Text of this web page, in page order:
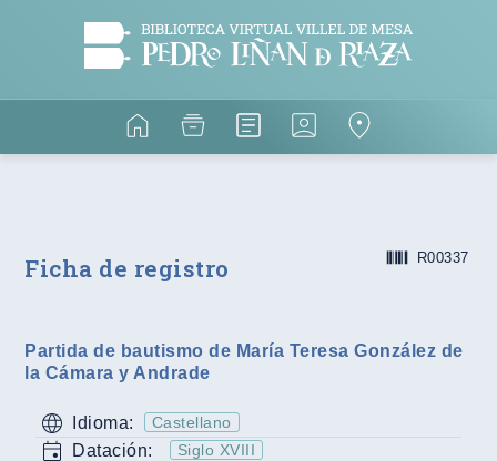
Ficha de registro R00337
Partida de bautismo de María Teresa González de
la Cámara y Andrade
Idioma: Castellano
Datación: Siglo XVIII